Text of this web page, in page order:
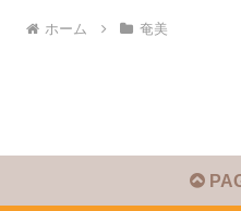
ホーム 奄美